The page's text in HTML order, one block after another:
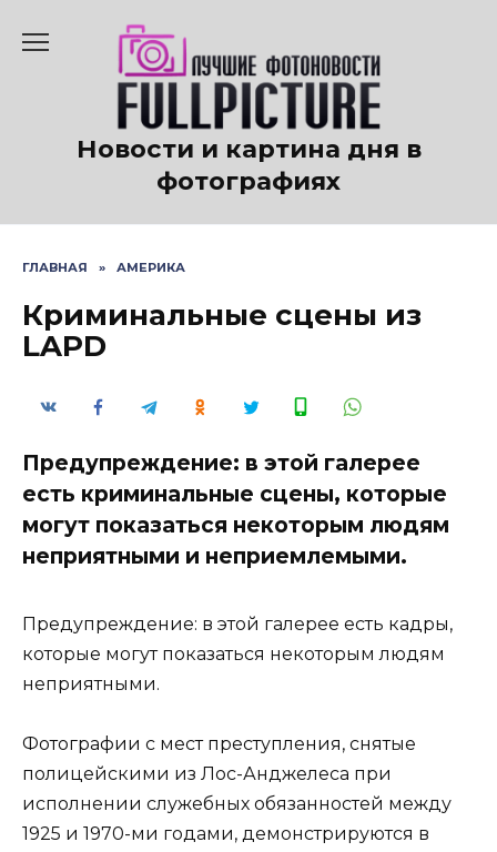
содержанию
Новости и картина дня в
фотографиях
ГЛАВНАЯ » АМЕРИКА
Криминальные сцены из
LAPD
Предупреждение: в этой галерее
есть криминальные сцены, которые
могут показаться некоторым людям
неприятными и неприемлемыми.
Предупреждение: в этой галерее есть кадры,
которые могут показаться некоторым людям
неприятными.
Фотографии с мест преступления, снятые
полицейскими из Лос-Анджелеса при
исполнении служебных обязанностей между
1925 и 1970-ми годами, демонстрируются в